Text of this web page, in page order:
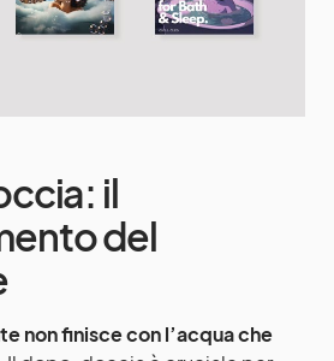
il
del
non finisce con l’acqua che